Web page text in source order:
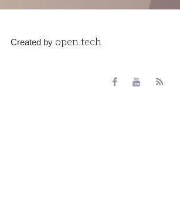
Created by open.tech